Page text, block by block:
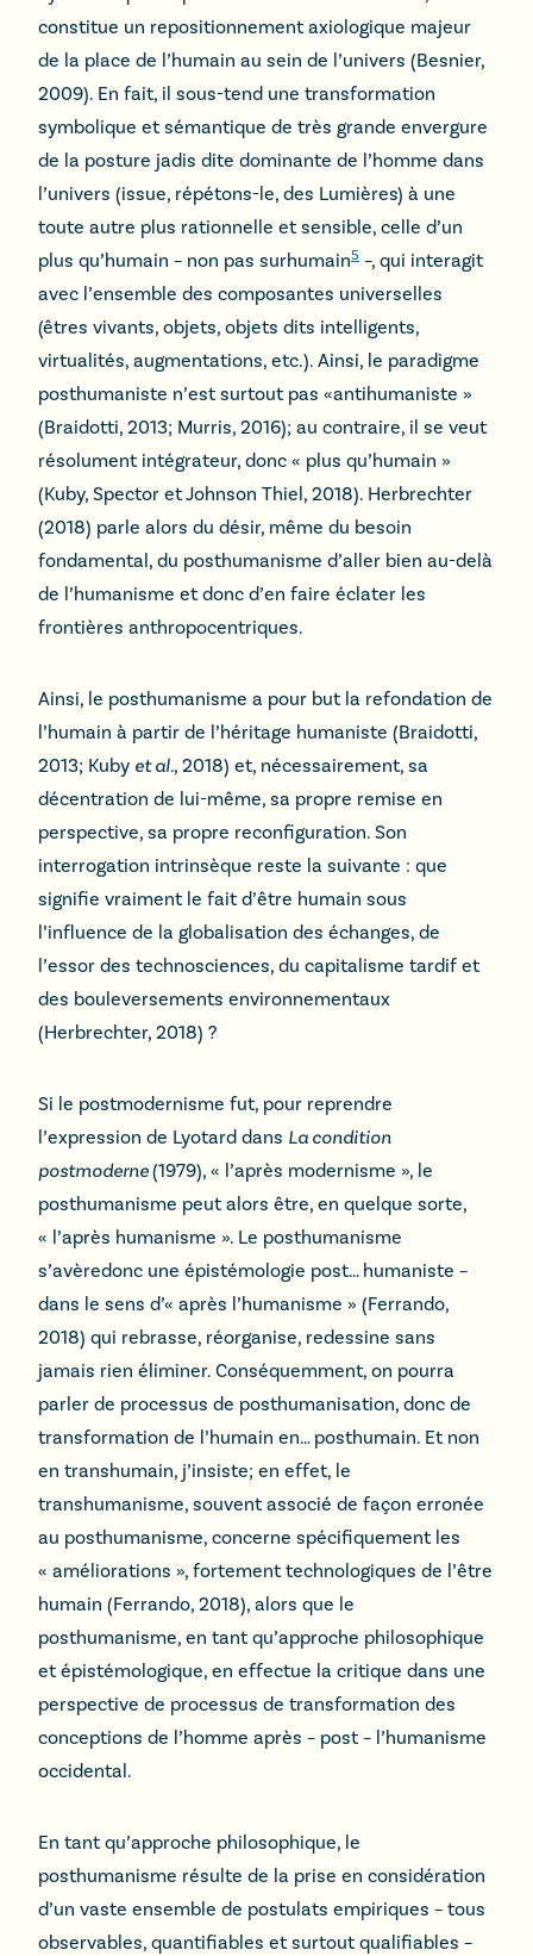
constitue un repositionnement axiologique majeur
de la place de l’humain au sein de l’univers (Besnier,
2009). En fait, il sous-tend une transformation
symbolique et sémantique de très grande envergure
de la posture jadis dite dominante de l’homme dans
l’univers (issue, répétons-le, des Lumières) à une
toute autre plus rationnelle et sensible, celle d’un
plus qu’humain – non pas surhumain5 –, qui interagit
avec l’ensemble des composantes universelles
(êtres vivants, objets, objets dits intelligents,
virtualités, augmentations, etc.). Ainsi, le paradigme
posthumaniste n’est surtout pas «antihumaniste »
(Braidotti, 2013; Murris, 2016); au contraire, il se veut
résolument intégrateur, donc « plus qu’humain »
(Kuby, Spector et Johnson Thiel, 2018). Herbrechter
(2018) parle alors du désir, même du besoin
fondamental, du posthumanisme d’aller bien au-delà
de l’humanisme et donc d’en faire éclater les
frontières anthropocentriques.
Ainsi, le posthumanisme a pour but la refondation de
l’humain à partir de l’héritage humaniste (Braidotti,
2013; Kuby et al., 2018) et, nécessairement, sa
décentration de lui-même, sa propre remise en
perspective, sa propre reconfiguration. Son
interrogation intrinsèque reste la suivante : que
signifie vraiment le fait d’être humain sous
l’influence de la globalisation des échanges, de
l’essor des technosciences, du capitalisme tardif et
des bouleversements environnementaux
(Herbrechter, 2018) ?
Si le postmodernisme fut, pour reprendre
l’expression de Lyotard dans La condition
postmoderne(1979), « l’après modernisme », le
posthumanisme peut alors être, en quelque sorte,
« l’après humanisme ». Le posthumanisme
s’avèredonc une épistémologie post… humaniste –
dans le sens d’« après l’humanisme » (Ferrando,
2018) qui rebrasse, réorganise, redessine sans
jamais rien éliminer. Conséquemment, on pourra
parler de processus de posthumanisation, donc de
transformation de l’humain en… posthumain. Et non
en transhumain, j’insiste; en effet, le
transhumanisme, souvent associé de façon erronée
au posthumanisme, concerne spécifiquement les
« améliorations », fortement technologiques de l’être
humain (Ferrando, 2018), alors que le
posthumanisme, en tant qu’approche philosophique
et épistémologique, en effectue la critique dans une
perspective de processus de transformation des
conceptions de l’homme après – post – l’humanisme
occidental.
En tant qu’approche philosophique, le
posthumanisme résulte de la prise en considération
d’un vaste ensemble de postulats empiriques – tous
observables, quantifiables et surtout qualifiables –